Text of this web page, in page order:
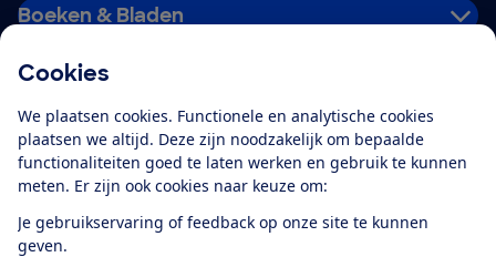
Cookies
We plaatsen cookies. Functionele en analytische cookies
plaatsen we altijd. Deze zijn noodzakelijk om bepaalde
functionaliteiten goed te laten werken en gebruik te kunnen
meten. Er zijn ook cookies naar keuze om:
Je gebruikservaring of feedback op onze site te kunnen
geven.
Boeken & Bladen
Alles over de
app